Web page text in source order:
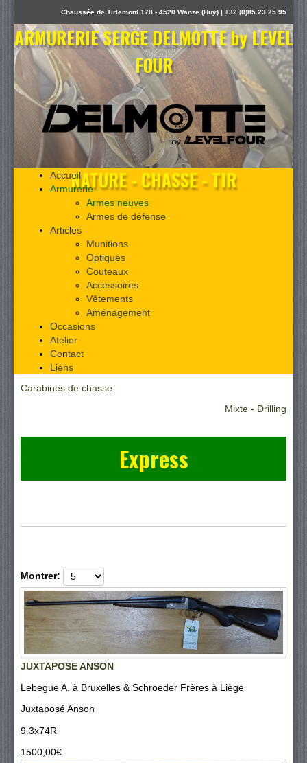
Chaussée de Tirlemont 178 - 4520 Wanze (Huy) | +32 (0)85 23 25 95
ARMURERIE SERGE DELMOTTE by LEVEL
FOUR
NATURE - CHASSE - TIR
Accueil
Armurerie
Armes neuves
Armes de défense
Articles
Munitions
Optiques
Couteaux
Accessoires
Vêtements
Aménagement
Occasions
Atelier
Contact
Liens
Carabines de chasse
Mixte - Drilling
Express
Montrer:
JUXTAPOSE ANSON
Lebegue A. à Bruxelles & Schroeder Frères à Liège
Juxtaposé Anson
9.3x74R
1500,00‎€